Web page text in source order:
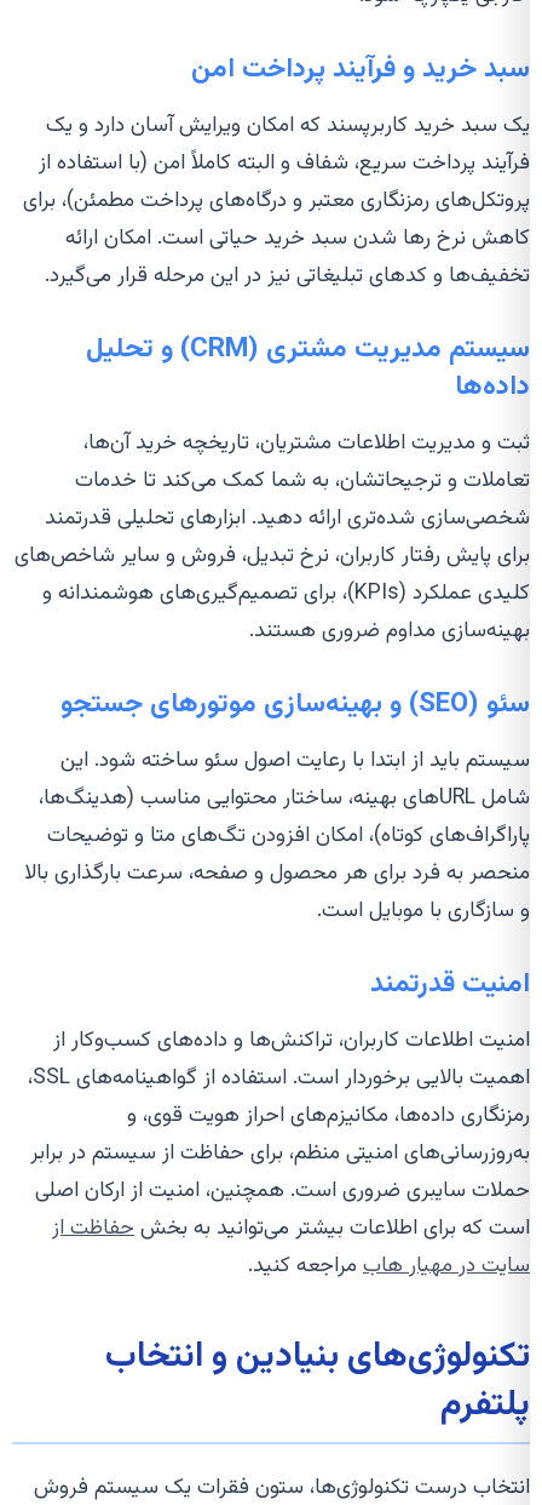
سبد خرید و فرآیند پرداخت امن
یک سبد خرید کاربرپسند که امکان ویرایش آسان دارد و یک
فرآیند پرداخت سریع، شفاف و البته کاملاً امن (با استفاده از
پروتکل‌های رمزنگاری معتبر و درگاه‌های پرداخت مطمئن)، برای
کاهش نرخ رها شدن سبد خرید حیاتی است. امکان ارائه
تخفیف‌ها و کدهای تبلیغاتی نیز در این مرحله قرار می‌گیرد.
سیستم مدیریت مشتری (CRM) و تحلیل
داده‌ها
ثبت و مدیریت اطلاعات مشتریان، تاریخچه خرید آن‌ها،
تعاملات و ترجیحاتشان، به شما کمک می‌کند تا خدمات
شخصی‌سازی شده‌تری ارائه دهید. ابزارهای تحلیلی قدرتمند
برای پایش رفتار کاربران، نرخ تبدیل، فروش و سایر شاخص‌های
کلیدی عملکرد (KPIs)، برای تصمیم‌گیری‌های هوشمندانه و
بهینه‌سازی مداوم ضروری هستند.
سئو (SEO) و بهینه‌سازی موتورهای جستجو
سیستم باید از ابتدا با رعایت اصول سئو ساخته شود. این
شامل URLهای بهینه، ساختار محتوایی مناسب (هدینگ‌ها،
پاراگراف‌های کوتاه)، امکان افزودن تگ‌های متا و توضیحات
منحصر به فرد برای هر محصول و صفحه، سرعت بارگذاری بالا
و سازگاری با موبایل است.
امنیت قدرتمند
امنیت اطلاعات کاربران، تراکنش‌ها و داده‌های کسب‌وکار از
اهمیت بالایی برخوردار است. استفاده از گواهینامه‌های SSL،
رمزنگاری داده‌ها، مکانیزم‌های احراز هویت قوی، و
به‌روزرسانی‌های امنیتی منظم، برای حفاظت از سیستم در برابر
حملات سایبری ضروری است. همچنین، امنیت از ارکان اصلی
است که برای اطلاعات بیشتر می‌توانید به بخشحفاظت از
سایت در مهیار هاب مراجعه کنید.
تکنولوژی‌های بنیادین و انتخاب
پلتفرم
انتخاب درست تکنولوژی‌ها، ستون فقرات یک سیستم فروش